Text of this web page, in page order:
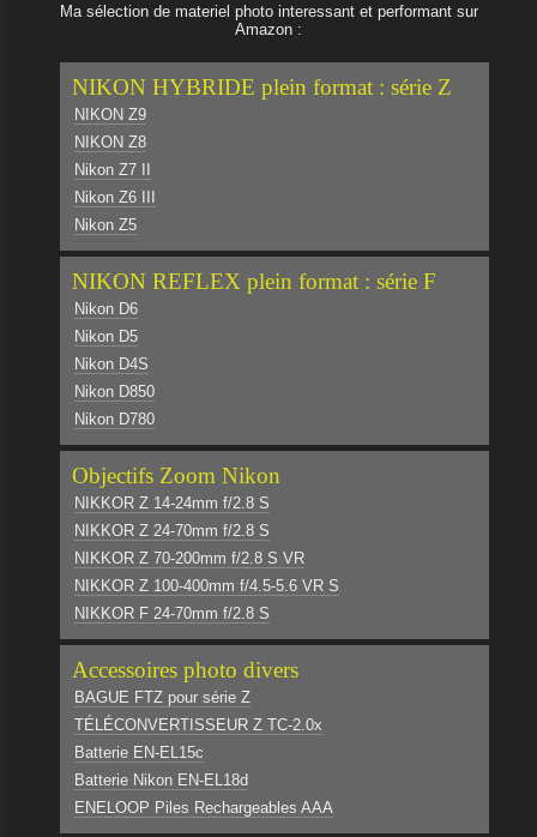
Ma sélection de materiel photo interessant et performant sur
Amazon :
NIKON HYBRIDE plein format : série Z
NIKON Z9
NIKON Z8
Nikon Z7 II
Nikon Z6 III
Nikon Z5
NIKON REFLEX plein format : série F
Nikon D6
Nikon D5
Nikon D4S
Nikon D850
Nikon D780
Objectifs Zoom Nikon
NIKKOR Z 14-24mm f/2.8 S
NIKKOR Z 24-70mm f/2.8 S
NIKKOR Z 70-200mm f/2.8 S VR
NIKKOR Z 100-400mm f/4.5-5.6 VR S
NIKKOR F 24-70mm f/2.8 S
Accessoires photo divers
BAGUE FTZ pour série Z
TÉLÉCONVERTISSEUR Z TC-2.0x
Batterie EN-EL15c
Batterie Nikon EN-EL18d
ENELOOP Piles Rechargeables AAA